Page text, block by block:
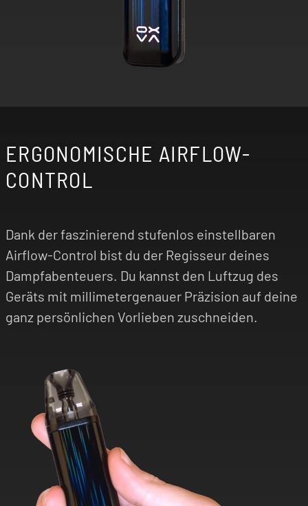
ERGONOMISCHE AIRFLOW-
CONTROL
Dank der faszinierend stufenlos einstellbaren
Airflow-Control bist du der Regisseur deines
Dampfabenteuers. Du kannst den Luftzug des
Geräts mit millimetergenauer Präzision auf deine
ganz persönlichen Vorlieben zuschneiden.